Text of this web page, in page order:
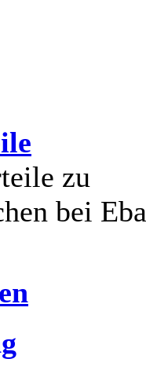
zu
bei